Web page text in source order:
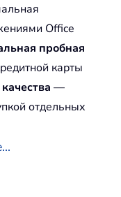
Office
пробная
карты
—
отдельных